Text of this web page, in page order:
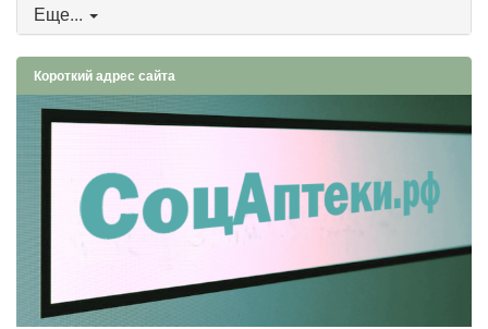
Еще...
Короткий адрес сайта